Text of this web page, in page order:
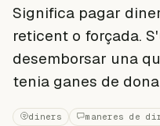
Significa pagar
reticent o forçada.
desemborsar una
tenia ganes de
diners maneres de